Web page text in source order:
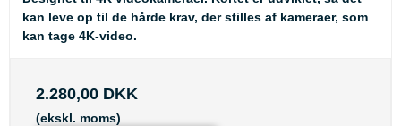
kan leve op til de hårde krav, der stilles af kameraer, som
kan tage 4K-video.
2.280,00 DKK
(ekskl. moms)